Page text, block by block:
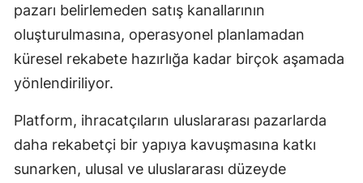
pazarı belirlemeden satış kanallarının
oluşturulmasına, operasyonel planlamadan
küresel rekabete hazırlığa kadar birçok aşamada
yönlendiriliyor.
Platform, ihracatçıların uluslararası pazarlarda
daha rekabetçi bir yapıya kavuşmasına katkı
sunarken, ulusal ve uluslararası düzeyde